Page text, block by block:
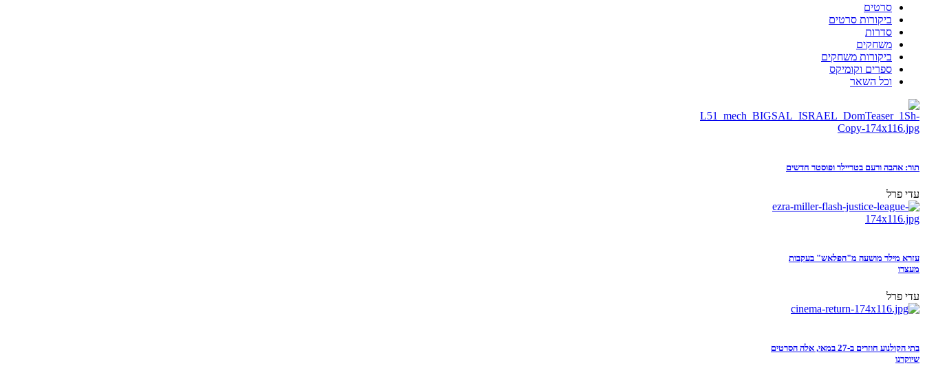
סרטים
ביקורות סרטים
סדרות
משחקים
ביקורות משחקים
ספרים וקומיקס
וכל השאר
תור: אהבה ורעם בטריילר ופוסטר חדשים
עדי פרל
עזרא מילר מושעה מ"הפלאש" בעקבות
מעצרו
עדי פרל
בתי הקולנוע חוזרים ב-27 במאי, אלה הסרטים
שיוקרנו